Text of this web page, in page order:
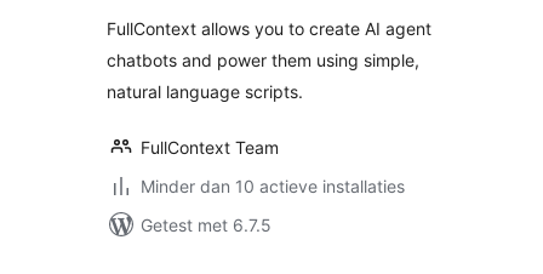
FullContext allows you to create AI agent
chatbots and power them using simple,
natural language scripts.
FullContext Team
Minder dan 10 actieve installaties
Getest met 6.7.5